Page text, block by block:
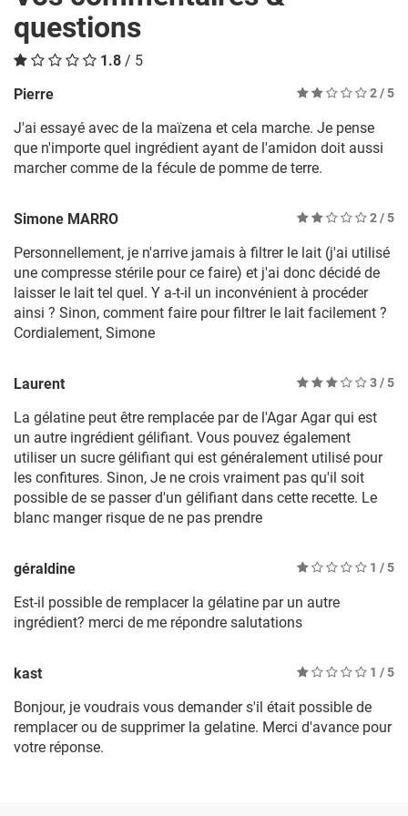
questions
1.8 / 5
Pierre
2/ 5
J'ai essayé avec de la maïzena et cela marche. Je pense
que n'importe quel ingrédient ayant de l'amidon doit aussi
marcher comme de la fécule de pomme de terre.
Simone MARRO 2/ 5
Personnellement, je n'arrive jamais à filtrer le lait (j'ai utilisé
une compresse stérile pour ce faire) et j'ai donc décidé de
laisser le lait tel quel. Y a-t-il un inconvénient à procéder
ainsi ? Sinon, comment faire pour filtrer le lait facilement ?
Cordialement, Simone
Laurent 3/ 5
La gélatine peut être remplacée par de l'Agar Agar qui est
un autre ingrédient gélifiant. Vous pouvez également
utiliser un sucre gélifiant qui est généralement utilisé pour
les confitures. Sinon, Je ne crois vraiment pas qu'il soit
possible de se passer d'un gélifiant dans cette recette. Le
blanc manger risque de ne pas prendre
géraldine 1 / 5
Est-il possible de remplacer la gélatine par un autre
ingrédient? merci de me répondre salutations
kast 1 / 5
Bonjour, je voudrais vous demander s'il était possible de
remplacer ou de supprimer la gelatine. Merci d'avance pour
votre réponse.